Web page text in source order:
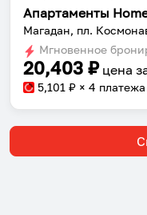
Магадан, пл.
Мгновенное
20,403 ₽ цена
5,101 ₽ × 4 платежа